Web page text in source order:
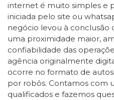
internet é muito simples e
iniciada pelo site ou
negócio levou à
uma proximidade maior,
confiabilidade das
agência originalmente
ocorre no formato de
por robôs. Contamos com
qualificados e fazemos